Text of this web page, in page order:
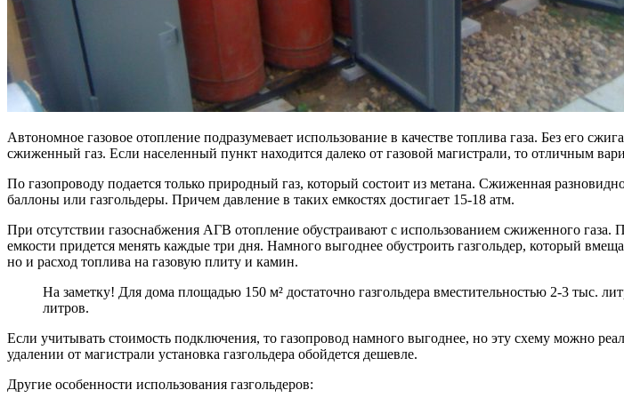
Автономное газовое отопление подразумевает использование в качестве топлива газа. Без его
сжиженный газ. Если населенный пункт находится далеко от газовой магистрали, то отличным
По газопроводу подается только природный газ, который состоит из метана. Сжиженная
баллоны или газгольдеры. Причем давление в таких емкостях достигает 15-18 атм.
При отсутствии газоснабжения АГВ отопление обустраивают с использованием сжиженного
емкости придется менять каждые три дня. Намного выгоднее обустроить газгольдер, который
но и расход топлива на газовую плиту и камин.
На заметку! Для дома площадью 150 м² достаточно газгольдера вместительностью 2-3
литров.
Если учитывать стоимость подключения, то газопровод намного выгоднее, но эту схему можно
удалении от магистрали установка газгольдера обойдется дешевле.
Другие особенности использования газгольдеров: